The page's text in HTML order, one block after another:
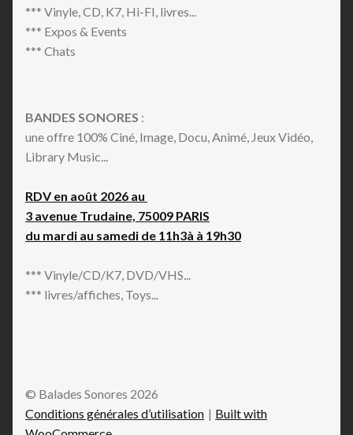
*** Vinyle, CD, K7, Hi-FI, livres...
*** Expos & Events
*** Chats
BANDES SONORES :
une offre 100% Ciné, Image, Docu, Animé, Jeux Vidéo,
Library Music...
RDV en août 2026 au
3 avenue Trudaine, 75009 PARIS
du mardi au samedi de 11h3à à 19h30
*** Vinyle/CD/K7, DVD/VHS...
*** livres/affiches, Toys...
© Balades Sonores 2026
Conditions générales d’utilisation
Built with